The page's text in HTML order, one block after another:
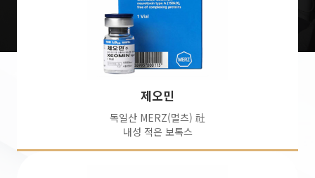
제오민
독일산 MERZ(멀츠) 社
내성 적은 보톡스